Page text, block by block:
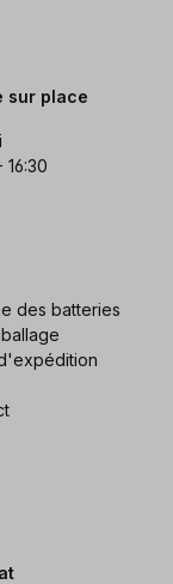
sur place
16:30
des batteries